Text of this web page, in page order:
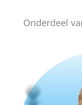
Onderdeel